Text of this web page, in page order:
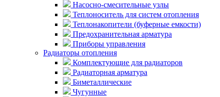
Насосно-смесительные узлы
Теплоноситель для систем отопления
Теплонакопители (буферные емкости)
Предохранительная арматура
Приборы управления
Радиаторы отопления
Комплектующие для радиаторов
Радиаторная арматура
Биметаллические
Чугунные